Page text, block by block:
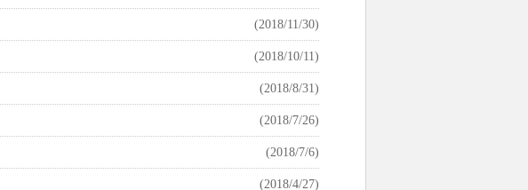
(2018/11/30)
(2018/10/11)
(2018/8/31)
(2018/7/26)
(2018/7/6)
(2018/4/27)